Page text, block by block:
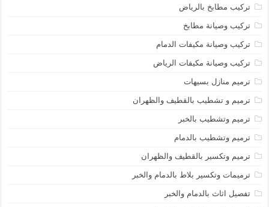
تركيب مطابخ بالرياض
تركيب وصيانة مطابخ
تركيب وصيانة مكيفات الدمام
تركيب وصيانة مكيفات الرياض
ترميم منازل بسيهات
ترميم و تشطيب بالقطيف والظهران
ترميم وتشطيب بالخبر
ترميم وتشطيب بالدمام
ترميم وتكسير بالقطيف والظهران
ترميمات وتكسير بلاط بالدمام والخبر
تفصيل اثاث بالدمام والخبر